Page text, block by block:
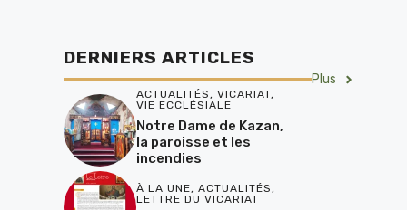
DERNIERS ARTICLES
Plus
ACTUALITÉS, VICARIAT,
VIE ECCLÉSIALE
Notre Dame de Kazan,
la paroisse et les
incendies
À LA UNE, ACTUALITÉS ,
LETTRE DU VICARIAT